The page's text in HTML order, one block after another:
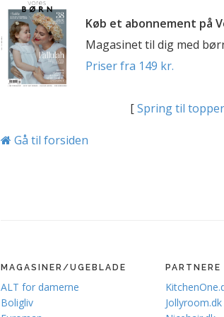
Køb et abonnement på
Magasinet til dig med
Priser fra 149 kr.
[Spring til
Gå til forsiden
MAGASINER/UGEBLADE
ALT for damerne
Boligliv
PARTNERE
Jollyroom.dk